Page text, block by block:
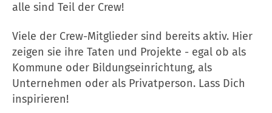
alle sind Teil der Crew!
Viele der Crew-Mitglieder sind bereits aktiv. Hier
zeigen sie ihre Taten und Projekte - egal ob als
Kommune oder Bildungseinrichtung, als
Unternehmen oder als Privatperson. Lass Dich
inspirieren!